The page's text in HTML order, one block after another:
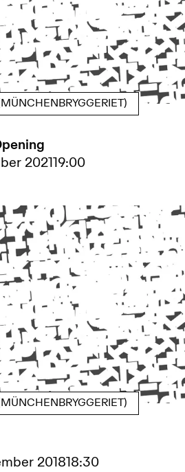
202119:00
201818:30